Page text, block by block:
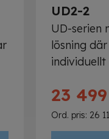
UD2-2
UD-serien
lösning
individuellt
23 499
Ord. pris: 26